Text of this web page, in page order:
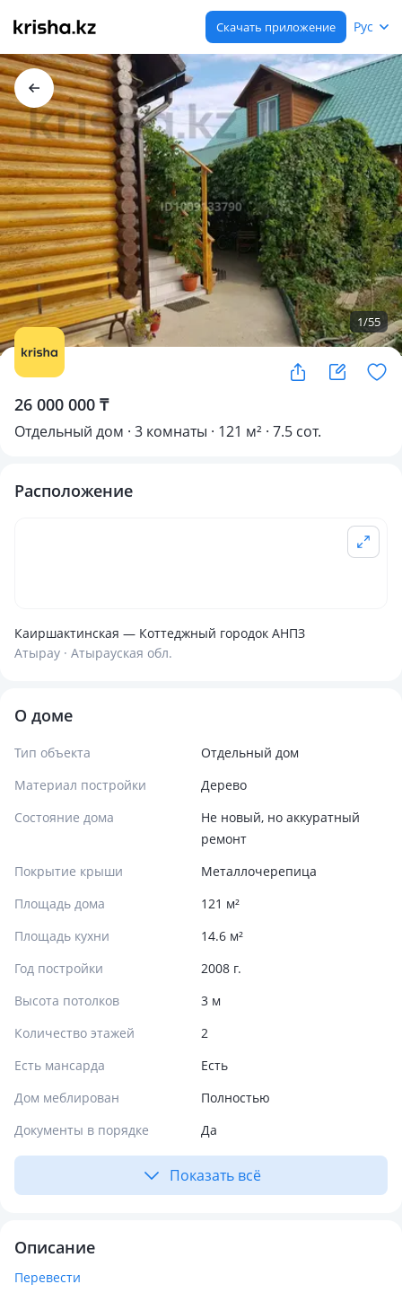
Скачать приложение Рус
1/55
26 000 000 ₸
Отдельный дом · 3 комнаты · 121 м² · 7.5 сот.
Расположение
Каиршактинская — Коттеджный городок АНПЗ
Атырау · Атырауская обл.
О доме
Тип объекта
Отдельный дом
Материал постройки
Дерево
Состояние дома
Не новый, но аккуратный
ремонт
Покрытие крыши
Металлочерепица
Площадь дома
121 м²
Площадь кухни
14.6 м²
Год постройки
2008 г.
Высота потолков
3 м
Количество этажей
2
Есть мансарда
Есть
Дом меблирован
Полностью
Документы в порядке
Да
Показать всё
Описание
Перевести